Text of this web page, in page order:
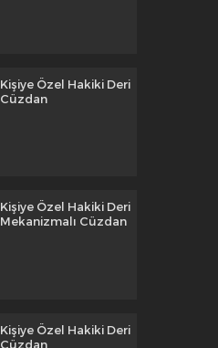
Kişiye Özel Hakiki Deri
Cüzdan
Kişiye Özel Hakiki Deri
Mekanizmalı Cüzdan
Kişiye Özel Hakiki Deri
Cüzdan